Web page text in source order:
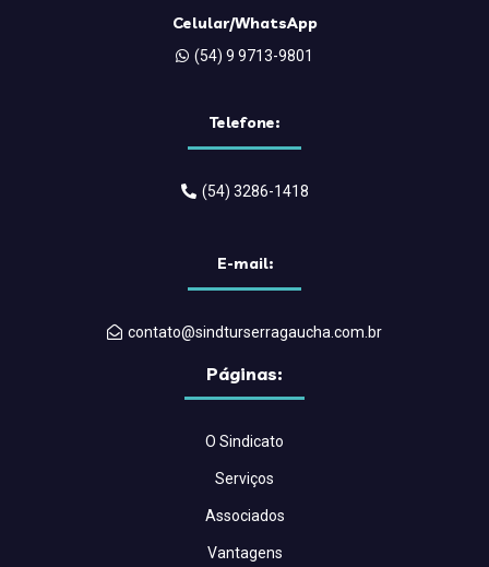
Celular/WhatsApp
(54) 9 9713-9801
Telefone:
(54) 3286-1418
E-mail:
contato@sindturserragaucha.com.br
Páginas:
O Sindicato
Serviços
Associados
Vantagens